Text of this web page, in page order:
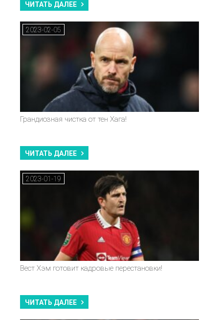
ЧИТАТЬ ДАЛЕЕ
2023-02-05
Грандиозная чистка от тен Хага!
ЧИТАТЬ ДАЛЕЕ
2023-01-19
Вест Хэм готовит кадровые перестановки!
ЧИТАТЬ ДАЛЕЕ